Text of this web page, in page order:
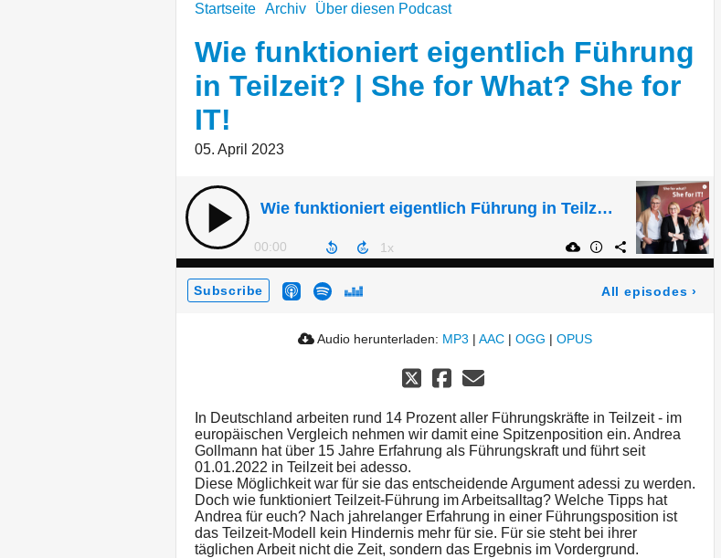
Startseite Archiv Über diesen Podcast
Wie funktioniert eigentlich Führung
in Teilzeit? | She for What? She for
IT!
05. April 2023
Wie funktioniert eigentlich Führung in Teilzeit? | She for What? She for IT!
00:00
Subscribe All episodes ›
Audio herunterladen: MP3 | AAC | OGG | OPUS
In Deutschland arbeiten rund 14 Prozent aller Führungskräfte in Teilzeit - im
europäischen Vergleich nehmen wir damit eine Spitzenposition ein. Andrea
Gollmann hat über 15 Jahre Erfahrung als Führungskraft und führt seit
01.01.2022 in Teilzeit bei adesso.
Diese Möglichkeit war für sie das entscheidende Argument adessi zu werden.
Doch wie funktioniert Teilzeit-Führung im Arbeitsalltag? Welche Tipps hat
Andrea für euch? Nach jahrelanger Erfahrung in einer Führungsposition ist
das Teilzeit-Modell kein Hindernis mehr für sie. Für sie steht bei ihrer
täglichen Arbeit nicht die Zeit, sondern das Ergebnis im Vordergrund.